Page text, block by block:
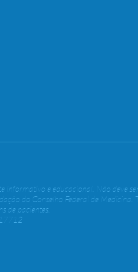
informativo e educacional. Não deve
do Conselho Federal de Medicina.
de pacientes.